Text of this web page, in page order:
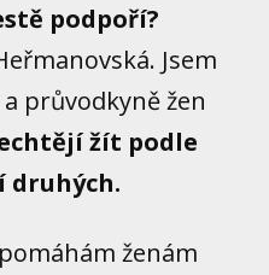
podpoří?
Jsem
průvodkyně žen
žít podle
druhých.
ženám